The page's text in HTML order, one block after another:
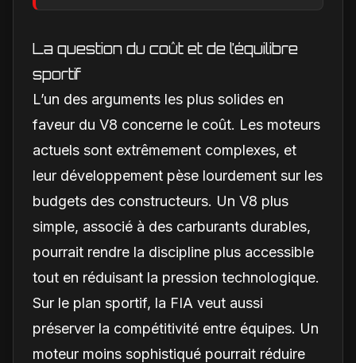
La question du coût et de l’équilibre
sportif
L’un des arguments les plus solides en
faveur du V8 concerne le coût. Les moteurs
actuels sont extrêmement complexes, et
leur développement pèse lourdement sur les
budgets des constructeurs. Un V8 plus
simple, associé à des carburants durables,
pourrait rendre la discipline plus accessible
tout en réduisant la pression technologique.
Sur le plan sportif, la FIA veut aussi
préserver la compétitivité entre équipes. Un
moteur moins sophistiqué pourrait réduire